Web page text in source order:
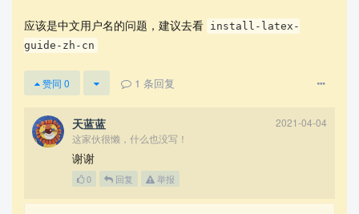
应该是中文用户名的问题，建议去看 install-latex-
guide-zh-cn
赞同 0 1 条回复
天蓝蓝
2021-04-04
这家伙很懒，什么也没写！
谢谢
0 回复 举报